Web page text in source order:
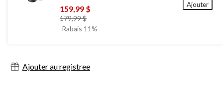
159,99 $
179,99 $prix
était
Rabais 11%
Ajouter
Ajouter au registree